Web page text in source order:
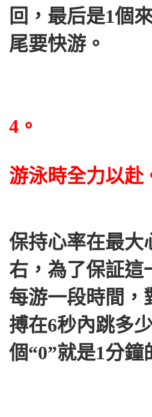
回，最后是1個
尾要快游。
4。
游泳時全力以赴
保持心率在最大
右，為了保証這
每游一段時間，
搏在6秒內跳多
個“0”就是1分鐘